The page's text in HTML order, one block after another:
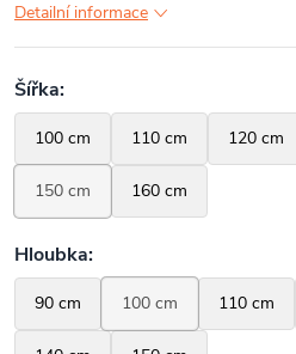
Detailní informace